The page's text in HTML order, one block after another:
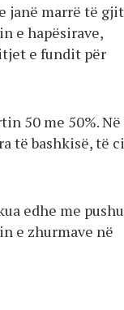
janë marrë të
e hapësirave,
e fundit për
50 me 50%. Në
të bashkisë, të
edhe me
e zhurmave në